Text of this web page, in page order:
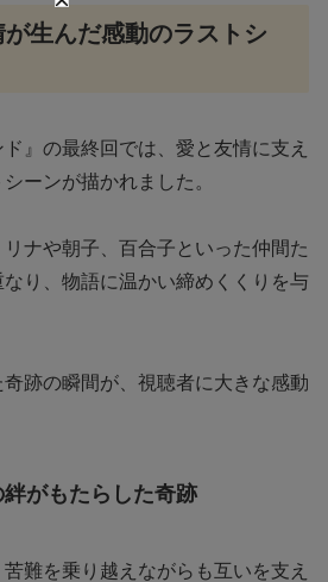
生んだ感動のラストシ
ド』の最終回では、愛と友情に支え
ーンが描かれました。
ナや朝子、百合子といった仲間た
り、物語に温かい締めくくりを与
跡の瞬間が、視聴者に大きな感動
がもたらした奇跡
難を乗り越えながらも互いを支え